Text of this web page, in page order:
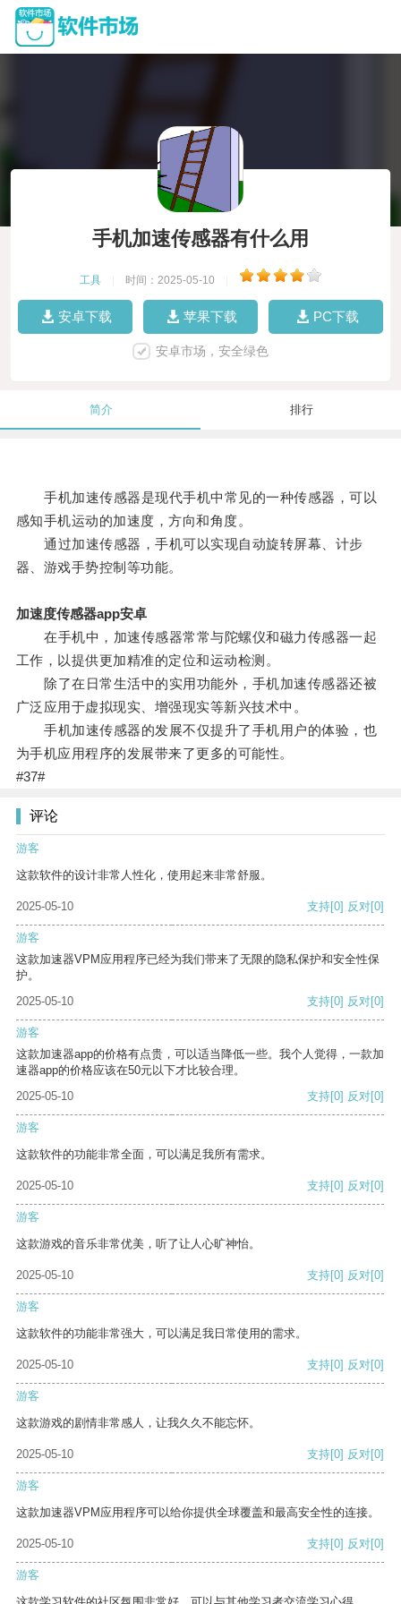
手机加速传感器有什么用
工具 时间：2025-05-10
安卓下载 苹果下载 PC下载
安卓市场，安全绿色
简介 排行
手机加速传感器是现代手机中常见的一种传感器，可以
感知手机运动的加速度，方向和角度。
通过加速传感器，手机可以实现自动旋转屏幕、计步
器、游戏手势控制等功能。
加速度传感器app安卓
在手机中，加速传感器常常与陀螺仪和磁力传感器一起
工作，以提供更加精准的定位和运动检测。
除了在日常生活中的实用功能外，手机加速传感器还被
广泛应用于虚拟现实、增强现实等新兴技术中。
手机加速传感器的发展不仅提升了手机用户的体验，也
为手机应用程序的发展带来了更多的可能性。
#37#
评论
游客
这款软件的设计非常人性化，使用起来非常舒服。
2025-05-10 支持[0] 反对[0]
游客
这款加速器VPM应用程序已经为我们带来了无限的隐私保护和安全性保
护。
2025-05-10
支持[0] 反对[0]
游客
这款加速器app的价格有点贵，可以适当降低一些。我个人觉得，一款加
速器app的价格应该在50元以下才比较合理。
2025-05-10
支持[0] 反对[0]
游客
这款软件的功能非常全面，可以满足我所有需求。
2025-05-10 支持[0] 反对[0]
游客
这款游戏的音乐非常优美，听了让人心旷神怡。
2025-05-10 支持[0] 反对[0]
游客
这款软件的功能非常强大，可以满足我日常使用的需求。
2025-05-10 支持[0] 反对[0]
游客
这款游戏的剧情非常感人，让我久久不能忘怀。
2025-05-10 支持[0] 反对[0]
游客
这款加速器VPM应用程序可以给你提供全球覆盖和最高安全性的连接。
2025-05-10 支持[0] 反对[0]
游客